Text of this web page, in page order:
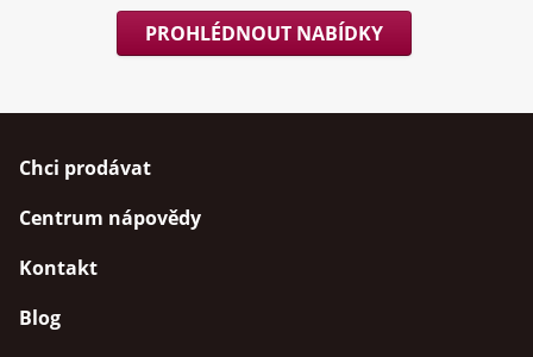
PROHLÉDNOUT NABÍDKY
Chci prodávat
Centrum nápovědy
Kontakt
Blog